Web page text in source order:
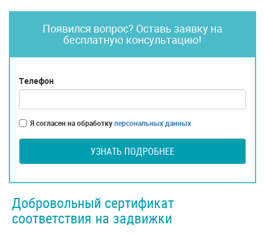
Появился вопрос? Оставь заявку на
бесплатную консультацию!
Телефон
Я согласен на обработкуперсональных данных
УЗНАТЬ ПОДРОБНЕЕ
Добровольный сертификат
соответствия на задвижки